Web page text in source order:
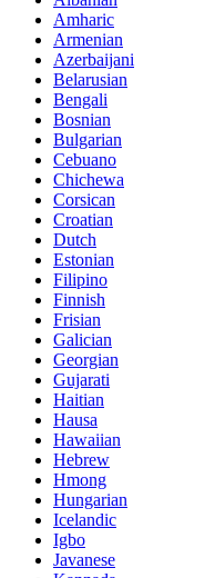
Amharic
Armenian
Azerbaijani
Belarusian
Bengali
Bosnian
Bulgarian
Cebuano
Chichewa
Corsican
Croatian
Dutch
Estonian
Filipino
Finnish
Frisian
Galician
Georgian
Gujarati
Haitian
Hausa
Hawaiian
Hebrew
Hmong
Hungarian
Icelandic
Igbo
Javanese